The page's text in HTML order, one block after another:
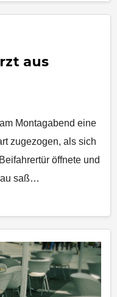
aus
Montagabend eine
zugezogen, als sich
öffnete und
saß…